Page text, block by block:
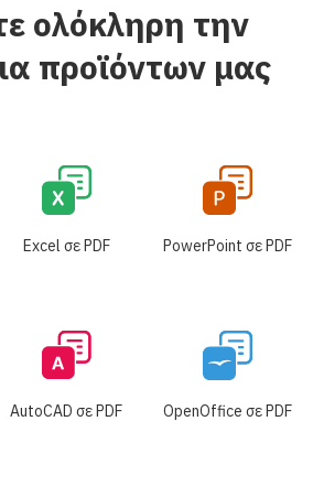
ολόκληρη την
προϊόντων μας
Excel σε PDF PowerPoint σε PDF
AutoCAD σε PDF OpenOffice σε PDF